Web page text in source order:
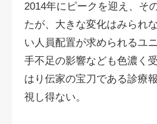
2014年にピークを迎え、そ
たが、大きな変化はみられ
い人員配置が求められるユ
手不足の影響なども色濃く
はり伝家の宝刀である診療
視し得ない。